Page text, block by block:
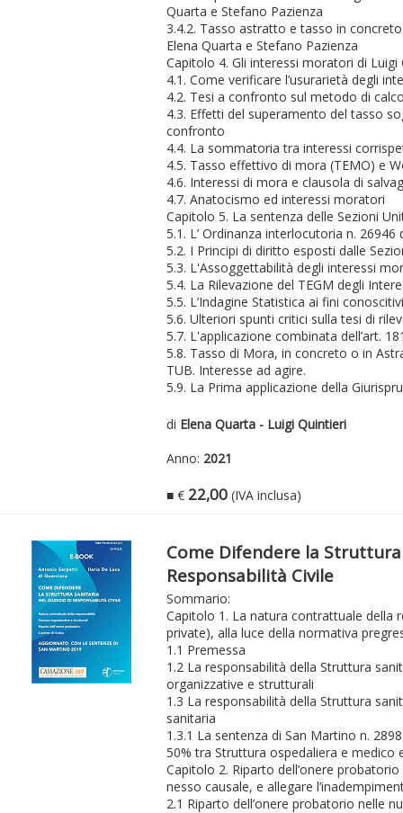
Quarta e Stefano Pazienza
3.4.2. Tasso astratto e tasso in
Elena Quarta e Stefano Pazienza
Capitolo 4. Gli interessi moratori di Luigi
4.1. Come verificare l’usurarietà degli
4.2. Tesi a confronto sul metodo di
4.3. Effetti del superamento del tasso
confronto
4.4. La sommatoria tra interessi
4.5. Tasso effettivo di mora (TEMO) e
4.6. Interessi di mora e clausola di
4.7. Anatocismo ed interessi moratori
Capitolo 5. La sentenza delle Sezioni
5.1. L’ Ordinanza interlocutoria n.
5.2. I Principi di diritto esposti dalle
5.3. L'Assoggettabilità degli interessi
5.4. La Rilevazione del TEGM degli
5.5. L’Indagine Statistica ai fini
5.6. Ulteriori spunti critici sulla tesi di
5.7. L'applicazione combinata dell’art.
5.8. Tasso di Mora, in concreto o in
TUB. Interesse ad agire.
5.9. La Prima applicazione della
di Elena Quarta - Luigi Quintieri
Anno: 2021
■ € 22,00 (IVA inclusa)
Come Difendere la
Responsabilità Civile
Sommario:
Capitolo 1. La natura contrattuale della
private), alla luce della normativa
1.1 Premessa
1.2 La responsabilità della Struttura
organizzative e strutturali
1.3 La responsabilità della Struttura
sanitaria
1.3.1 La sentenza di San Martino n.
50% tra Struttura ospedaliera e medico
Capitolo 2. Riparto dell’onere
nesso causale, e allegare
2.1 Riparto dell’onere probatorio nelle